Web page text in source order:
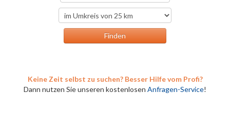
Keine Zeit selbst zu suchen? Besser Hilfe vom Profi?
Dann nutzen Sie unseren kostenlosen Anfragen-Service!